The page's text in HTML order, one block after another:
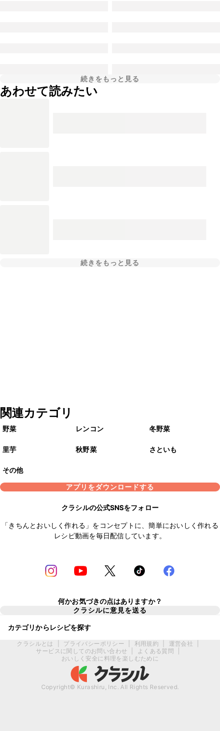
続きをもっと見る
あわせて読みたい
続きをもっと見る
関連カテゴリ
野菜 レンコン 冬野菜
里芋 秋野菜 さといも
その他
アプリをダウンロードする
クラシルの公式SNSをフォロー
「きちんとおいしく作れる」をコンセプトに、簡単においしく作れる
レシピ動画を毎日配信しています。
何かお気づきの点はありますか？
クラシルに意見を送る
カテゴリからレシピを探す
クラシルとは プライバシーポリシー 利用規約 運営会社
サービスに関してのお問い合わせ
よくある質問
おいしく安全に料理を楽しむために
Copyright© Kurashiru, Inc. All Rights Reserved.